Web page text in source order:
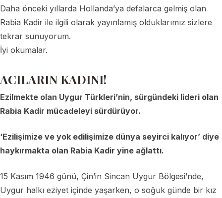
Daha önceki yıllarda Hollanda’ya defalarca gelmiş olan
Rabia Kadir ile ilgili olarak yayınlamış olduklarımız sizlere
tekrar sunuyorum.
İyi okumalar.
ACILARIN KADINI!
Ezilmekte olan Uygur Türkleri’nin, sürgündeki lideri olan
Rabia Kadir mücadeleyi sürdürüyor.
‘Ezilişimize ve yok edilişimize dünya seyirci kalıyor’ diye
haykırmakta olan Rabia Kadir yine ağlattı.
15 Kasım 1946 günü, Çin’in Sincan Uygur Bölgesi’nde,
Uygur halkı eziyet içinde yaşarken, o soğuk günde bir kız